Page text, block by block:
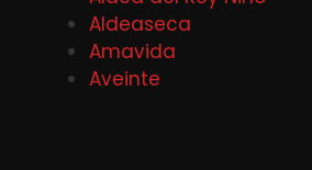
Aldeaseca
Amavida
Aveinte